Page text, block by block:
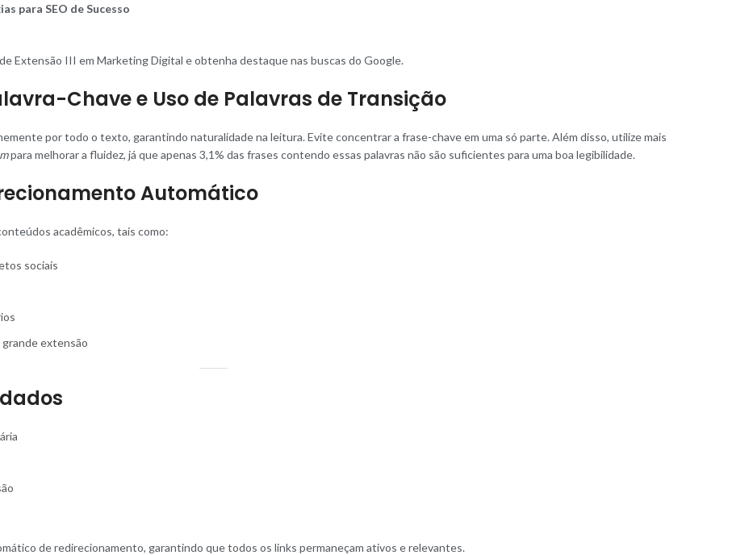
para SEO de Sucesso
Extensão III em Marketing Digital e obtenha destaque nas buscas do Google.
Chave e Uso de Palavras de Transição
por todo o texto, garantindo naturalidade na leitura. Evite concentrar a frase-chave em uma só parte. Além disso, utilize mais
para melhorar a fluidez, já que apenas 3,1% das frases contendo essas palavras não são suficientes para uma boa legibilidade.
Automático
acadêmicos, tais como:
sociais
extensão
de redirecionamento, garantindo que todos os links permaneçam ativos e relevantes.